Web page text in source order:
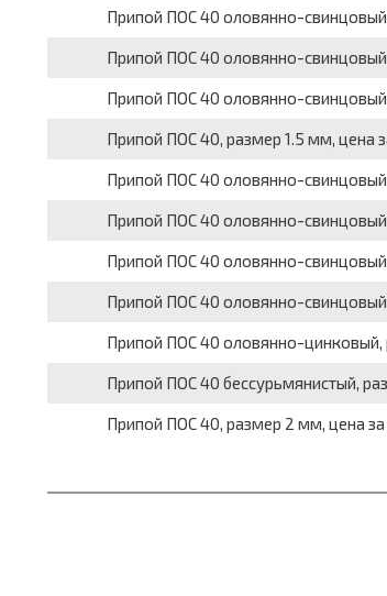
Припой ПОС 40 оловянно-
Припой ПОС 40 оловянно-
Припой ПОС 40 оловянно-
Припой ПОС 40, размер 1.5 мм, цена
Припой ПОС 40 оловянно-
Припой ПОС 40 оловянно-
Припой ПОС 40 оловянно-
Припой ПОС 40 оловянно-
Припой ПОС 40 оловянно-цинковый,
Припой ПОС 40 бессурьмянистый,
Припой ПОС 40, размер 2 мм, цена за